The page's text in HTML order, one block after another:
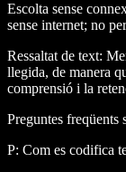
Escolta sense
sense internet; no
Ressaltat de text:
llegida, de manera
comprensió i la
Preguntes
P: Com es codifica